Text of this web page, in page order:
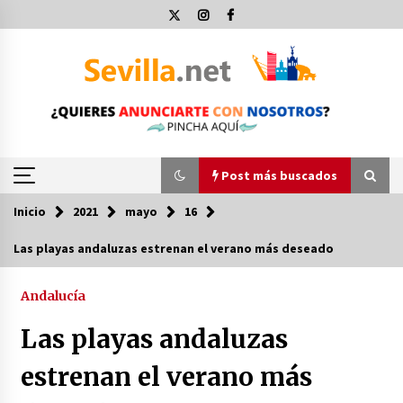
al
Post más buscados
Post más buscados
divertido (y cada vez más popular)
Inicio 2021 mayo 16
Las playas andaluzas estrenan el verano más deseado
Andalucía
Las playas andaluzas
estrenan el verano más